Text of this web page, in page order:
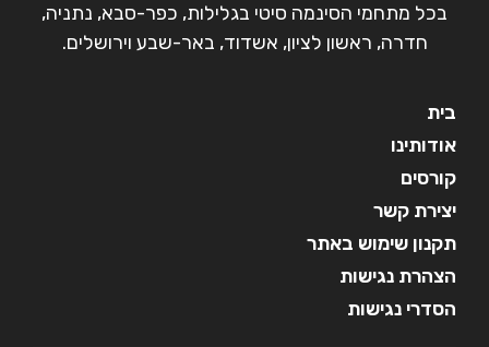
בכל מתחמי הסינמה סיטי בגלילות, כפר-סבא, נתניה,
חדרה, ראשון לציון, אשדוד, באר-שבע וירושלים.
בית
אודותינו
קורסים
יצירת קשר
תקנון שימוש באתר
הצהרת נגישות
הסדרי נגישות